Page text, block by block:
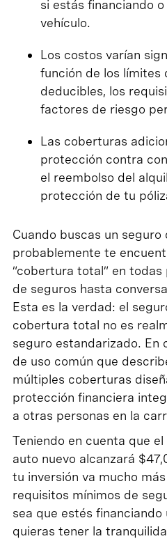
si estás financiando
vehículo.
Los costos varían
función de los límites
deducibles, los
factores de riesgo
Las coberturas
protección contra
el reembolso del
protección de tu
Cuando buscas un seguro
probablemente te
“cobertura total” en
de seguros hasta
Esta es la verdad: el
cobertura total no es
seguro estandarizado. En
de uso común que
múltiples coberturas
protección financiera
a otras personas en la
Teniendo en cuenta que
auto nuevo alcanzará
tu inversión va mucho
requisitos mínimos de
sea que estés financiando
quieras tener la